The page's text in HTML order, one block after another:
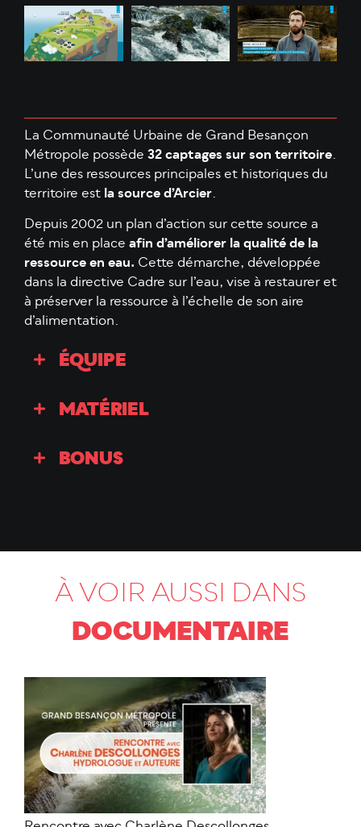
La Communauté Urbaine de Grand Besançon
Métropole possède32 captages sur son territoire.
L’une des ressources principales et historiques du
territoire estla source d’Arcier.
Depuis 2002 un plan d’action sur cette source a
été mis en placeafin d’améliorer la qualité de la
ressource en eau. Cette démarche, développée
dans la directive Cadre sur l’eau, vise à restaurer et
à préserver la ressource à l’échelle de son aire
d’alimentation.
ÉQUIPE
MATÉRIEL
BONUS
À VOIR AUSSI DANS
DOCUMENTAIRE